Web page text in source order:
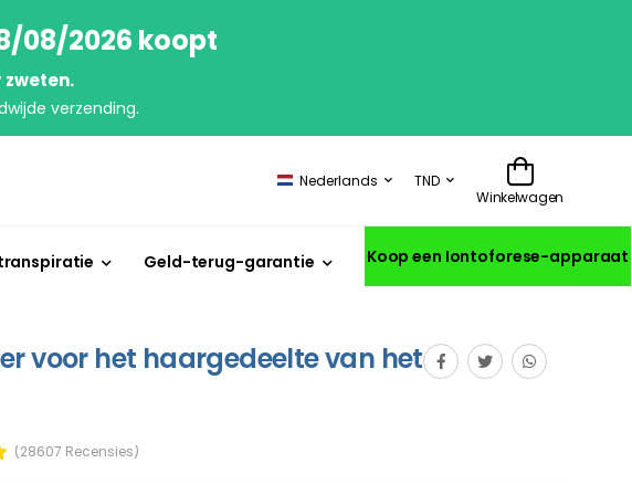
08/2026 koopt
zweten.
verzending.
Nederlands
TND
Winkelwagen
Geld-terug-garantie Koop een Iontoforese-apparaat
voor het haargedeelte van het
(28607 Recensies)